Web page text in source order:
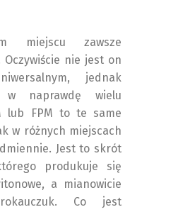
miejscu zawsze
Oczywiście nie jest on
jednak
naprawdę wielu
lub FPM to te same
w różnych miejscach
Jest to skrót
produkuje się
a mianowicie
Co jest